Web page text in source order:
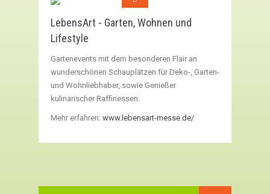
LebensArt - Garten, Wohnen und
Lifestyle
Gartenevents mit dem besonderen Flair an
wunderschönen Schauplätzen für Deko-, Garten-
und Wohnliebhaber, sowie Genießer
kulinarischer Raffinessen.
Mehr erfahren: www.lebensart-messe.de/